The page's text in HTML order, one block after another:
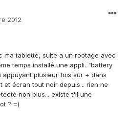
2012
ma tablette, suite a un rootage avec
temps installé une appli. "battery
appuyant plusieur fois sur + dans
et écran tout noir depuis... rien ne
non plus... existe t'il une
? =(